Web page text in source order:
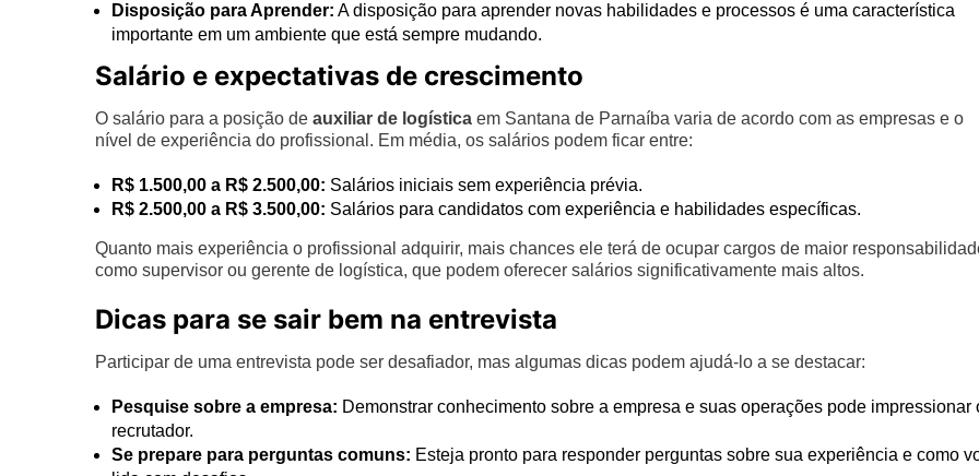
Disposição para Aprender: A disposição para aprender novas habilidades e processos é uma característica
importante em um ambiente que está sempre mudando.
Salário e expectativas de crescimento
O salário para a posição de auxiliar de logística em Santana de Parnaíba varia de acordo com as empresas e o
nível de experiência do profissional. Em média, os salários podem ficar entre:
R$ 1.500,00 a R$ 2.500,00: Salários iniciais sem experiência prévia.
R$ 2.500,00 a R$ 3.500,00: Salários para candidatos com experiência e habilidades específicas.
Quanto mais experiência o profissional adquirir, mais chances ele terá de ocupar cargos de maior
como supervisor ou gerente de logística, que podem oferecer salários significativamente mais altos.
Dicas para se sair bem na entrevista
Participar de uma entrevista pode ser desafiador, mas algumas dicas podem ajudá-lo a se destacar:
Pesquise sobre a empresa: Demonstrar conhecimento sobre a empresa e suas operações pode impressionar
recrutador.
Se prepare para perguntas comuns: Esteja pronto para responder perguntas sobre sua experiência e como